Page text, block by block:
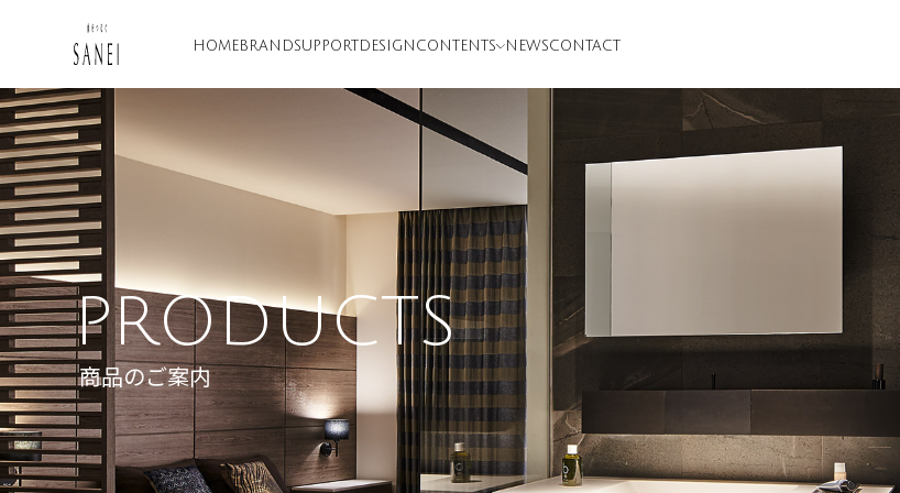
HOME BRANDSUPPORT DESIGN CONTENTS NEWSCONTACT
PRODUCTS
商品のご案内